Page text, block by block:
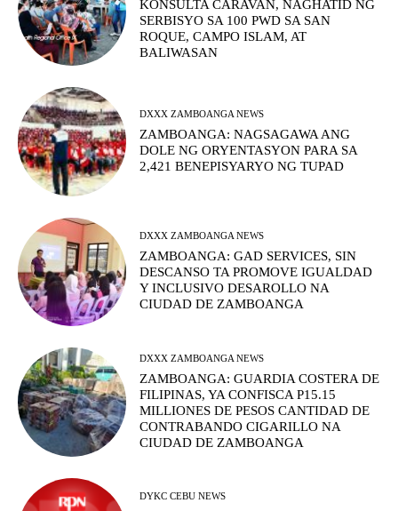
KONSULTA CARAVAN, NAGHATID NG
SERBISYO SA 100 PWD SA SAN
ROQUE, CAMPO ISLAM, AT
BALIWASAN
DXXX ZAMBOANGA NEWS
ZAMBOANGA: NAGSAGAWA ANG
DOLE NG ORYENTASYON PARA SA
2,421 BENEPISYARYO NG TUPAD
DXXX ZAMBOANGA NEWS
ZAMBOANGA: GAD SERVICES, SIN
DESCANSO TA PROMOVE IGUALDAD
Y INCLUSIVO DESAROLLO NA
CIUDAD DE ZAMBOANGA
DXXX ZAMBOANGA NEWS
ZAMBOANGA: GUARDIA COSTERA DE
FILIPINAS, YA CONFISCA P15.15
MILLIONES DE PESOS CANTIDAD DE
CONTRABANDO CIGARILLO NA
CIUDAD DE ZAMBOANGA
DYKC CEBU NEWS